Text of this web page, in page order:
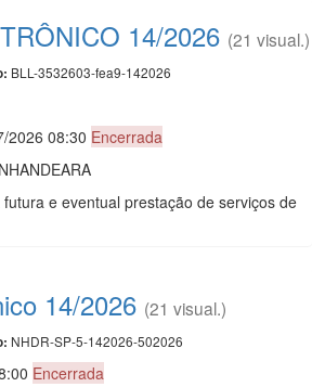
14/2026 (21 visual.)
BLL-3532603-fea9-142026
2026 08:30 Encerrada
e eventual prestação de serviços de
14/2026 (21 visual.)
NHDR-SP-5-142026-502026
Encerrada